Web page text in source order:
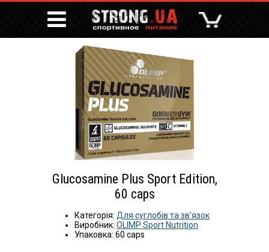
Glucosamine Plus Sport Edition,
60 caps
Категорія: Для суглобів та зв'язок
Виробник: OLIMP Sport Nutrition
Упаковка: 60 caps